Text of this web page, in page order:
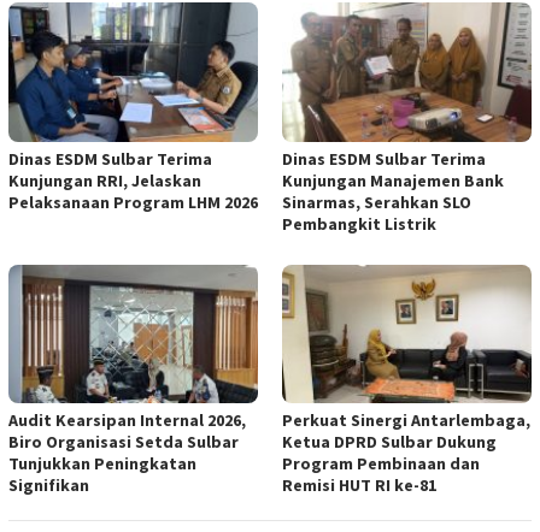
Dinas ESDM Sulbar Terima
Kunjungan RRI, Jelaskan
Pelaksanaan Program LHM 2026
Dinas ESDM Sulbar Terima
Kunjungan Manajemen Bank
Sinarmas, Serahkan SLO
Pembangkit Listrik
Audit Kearsipan Internal 2026,
Biro Organisasi Setda Sulbar
Tunjukkan Peningkatan
Signifikan
Perkuat Sinergi Antarlembaga,
Ketua DPRD Sulbar Dukung
Program Pembinaan dan
Remisi HUT RI ke-81